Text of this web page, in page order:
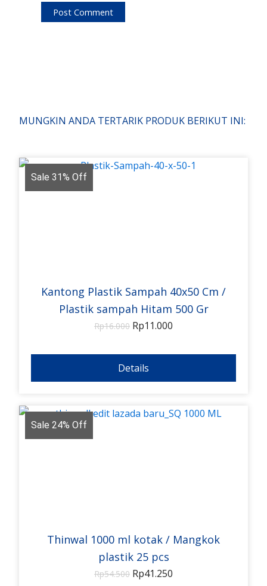
MUNGKIN ANDA TERTARIK PRODUK BERIKUT INI:
Sale 31% Off
Kantong Plastik Sampah 40x50 Cm /
Plastik sampah Hitam 500 Gr
Rp16.000 Rp11.000
Details
Sale 24% Off
Thinwal 1000 ml kotak / Mangkok
plastik 25 pcs
Rp54.500 Rp41.250